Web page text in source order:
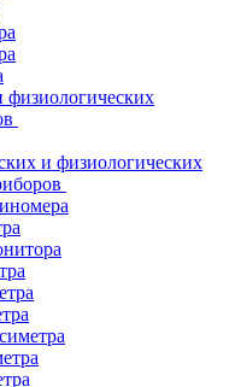
и физиологических